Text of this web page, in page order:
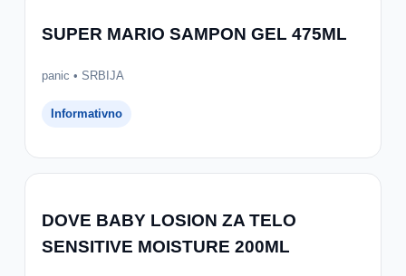
SUPER MARIO SAMPON GEL 475ML
panic • SRBIJA
Informativno
DOVE BABY LOSION ZA TELO
SENSITIVE MOISTURE 200ML